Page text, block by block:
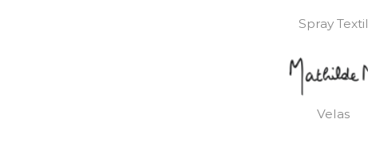
Spray Textil
Velas